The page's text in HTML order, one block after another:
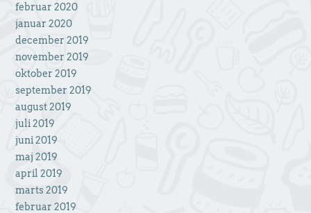
februar 2020
januar 2020
december 2019
november 2019
oktober 2019
september 2019
august 2019
juli 2019
juni 2019
maj 2019
april 2019
marts 2019
februar 2019